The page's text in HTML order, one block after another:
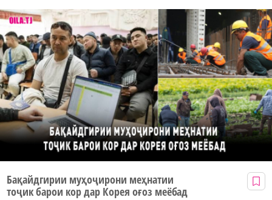
Бақайдгирии муҳоҷирони меҳнатии
тоҷик барои кор дар Корея оғоз меёбад